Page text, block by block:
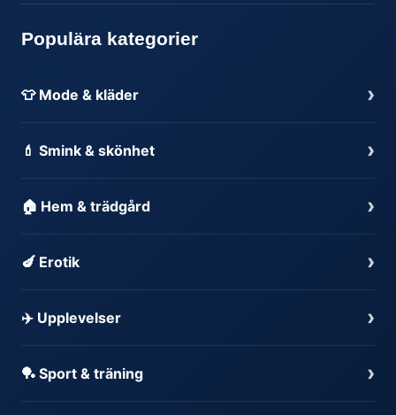
Populära kategorier
👕 Mode & kläder ›
💄 Smink & skönhet ›
🏠 Hem & trädgård ›
🍆 Erotik ›
✈️ Upplevelser ›
🏓 Sport & träning ›